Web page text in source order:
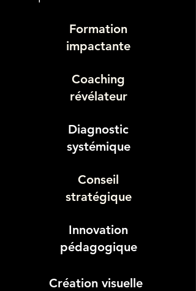
Formation
impactante
Coaching
révélateur
Diagnostic
systémique
Conseil
stratégique
Innovation
pédagogique
Création visuelle